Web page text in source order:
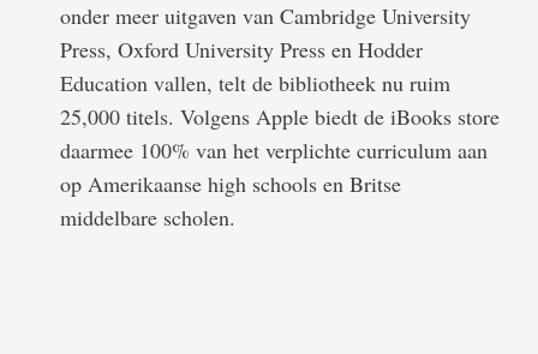
onder meer uitgaven van Cambridge University
Press, Oxford University Press en Hodder
Education vallen, telt de bibliotheek nu ruim
25,000 titels. Volgens Apple biedt de iBooks store
daarmee 100% van het verplichte curriculum aan
op Amerikaanse high schools en Britse
middelbare scholen.